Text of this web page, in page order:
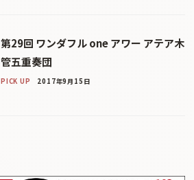
第29回 ワンダフル one アワー アテア木
管五重奏団
PICK UP 2017年9月15日